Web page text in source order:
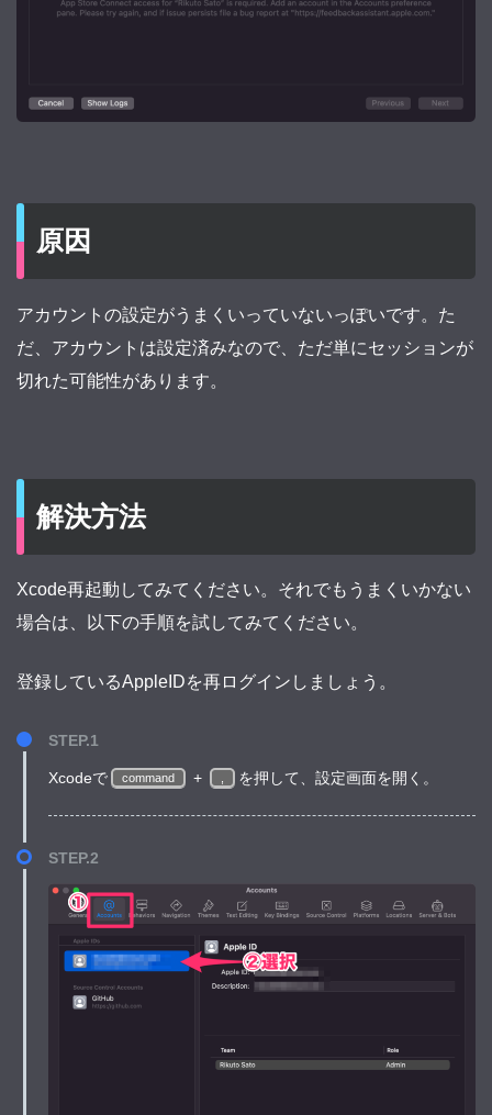
原因
アカウントの設定がうまくいっていないっぽいです。た
だ、アカウントは設定済みなので、ただ単にセッションが
切れた可能性があります。
解決方法
Xcode再起動してみてください。それでもうまくいかない
場合は、以下の手順を試してみてください。
登録しているAppleIDを再ログインしましょう。
STEP.1
Xcodeで command + を押して、設定画面を開く。
STEP.2